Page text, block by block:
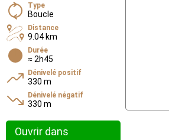
Type
Boucle
Distance
9.04 km
Durée
≈ 2h45
Dénivelé positif
330 m
Dénivelé négatif
330 m
Ouvrir dans